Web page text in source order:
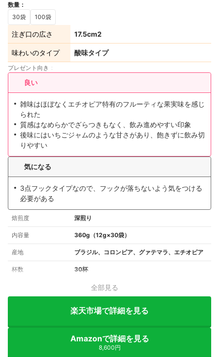
数量 ：
30袋
100袋
注ぎ口の広さ 17.5cm2
味わいのタイプ 酸味タイプ
プレゼント向き
良い
雑味はほぼなくエチオピア特有のフルーティな果実味を感じ
られた
質感はなめらかでざらつきもなく、飲み進めやすい印象
後味にはいちごジャムのような甘さがあり、飽きずに飲み切
りやすい
気になる
3点フックタイプなので、フックが落ちないよう気をつける
必要がある
焙煎度 深煎り
内容量 360g（12g×30袋）
産地 ブラジル、コロンビア、グァテマラ、エチオピア
杯数 30杯
全部見る
楽天市場で詳細を見る
Amazonで詳細を見る
8,600円